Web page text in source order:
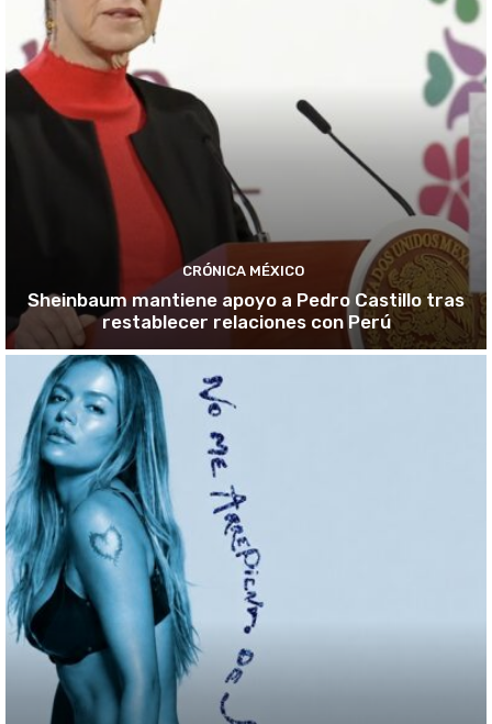
CRÓNICA MÉXICO
Sheinbaum mantiene apoyo a Pedro Castillo tras
restablecer relaciones con Perú